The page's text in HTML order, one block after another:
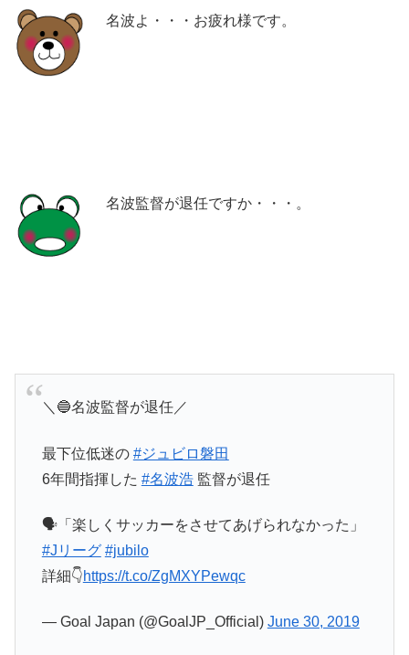
名波よ・・・お疲れ様です。
名波監督が退任ですか・・・。
＼🔵名波監督が退任／
最下位低迷の #ジュビロ磐田
6年間指揮した #名波浩監督が退任
🗣️「楽しくサッカーをさせてあげられなかった」
#Jリーグ #jubilo
詳細👇https://t.co/ZgMXYPewqc
— Goal Japan (@GoalJP_Official) June 30, 2019